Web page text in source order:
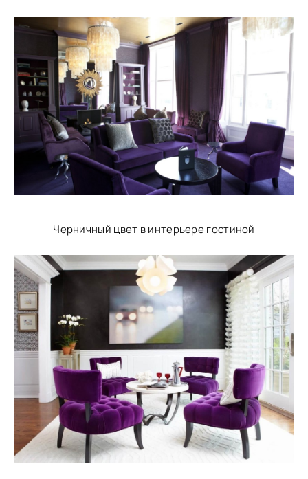
Черничный цвет в интерьере гостиной